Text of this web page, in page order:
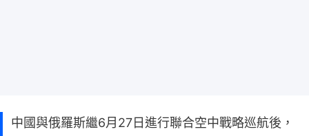
中國與俄羅斯繼6月27日進行聯合空中戰略巡航後，